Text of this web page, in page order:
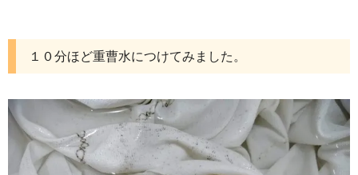
１０分ほど重曹水につけてみました。